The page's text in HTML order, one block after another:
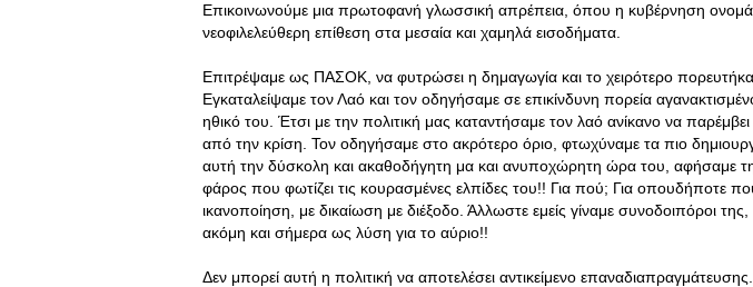
Επικοινωνούμε μια πρωτοφανή γλωσσική απρέπεια, όπου η κυβέρνηση
νεοφιλελεύθερη επίθεση στα μεσαία και χαμηλά εισοδήματα.
Επιτρέψαμε ως ΠΑΣΟΚ, να φυτρώσει η δημαγωγία και το χειρότερο
Εγκαταλείψαμε τον Λαό και τον οδηγήσαμε σε επικίνδυνη πορεία
ηθικό του. Έτσι με την πολιτική μας καταντήσαμε τον λαό ανίκανο να
από την κρίση. Τον οδηγήσαμε στο ακρότερο όριο, φτωχύναμε τα πιο
αυτή την δύσκολη και ακαθοδήγητη μα και ανυποχώρητη ώρα του, αφήσαμε
φάρος που φωτίζει τις κουρασμένες ελπίδες του!! Για πού; Για οπουδήποτε
ικανοποίηση, με δικαίωση με διέξοδο. Άλλωστε εμείς γίναμε συνοδοιπόροι
ακόμη και σήμερα ως λύση για το αύριο!!
Δεν μπορεί αυτή η πολιτική να αποτελέσει αντικείμενο